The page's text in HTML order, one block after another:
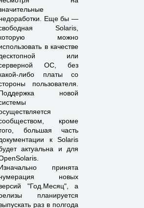
Еще бы —
Solaris,
можно
в качестве
или
ОС, без
либо платы со
пользователя.
новой
кроме
большая часть
к Solaris
актуальна и для
принята
новых
"Год.Месяц", а
планируется
раз в полгода